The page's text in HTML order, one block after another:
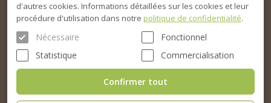
d'autres cookies. Informations détaillées sur les cookies et leur
procédure d'utilisation dans notre politique de confidentialité.
Nécessaire
Fonctionnel
Statistique
Commercialisation
Confirmer tout